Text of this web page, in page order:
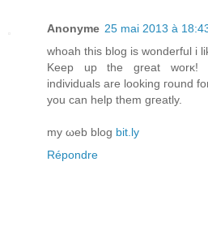
Anonyme 25 mai 2013 à
whoah thiѕ blog іs wonderful i
Keep up the great worκ!
individuals are looking гοund
уou can help them gгeatly.
mу ωeb blog bit.ly
Répondre